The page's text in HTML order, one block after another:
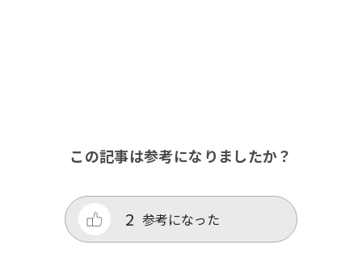
この記事は参考になりましたか？
参考になった
2